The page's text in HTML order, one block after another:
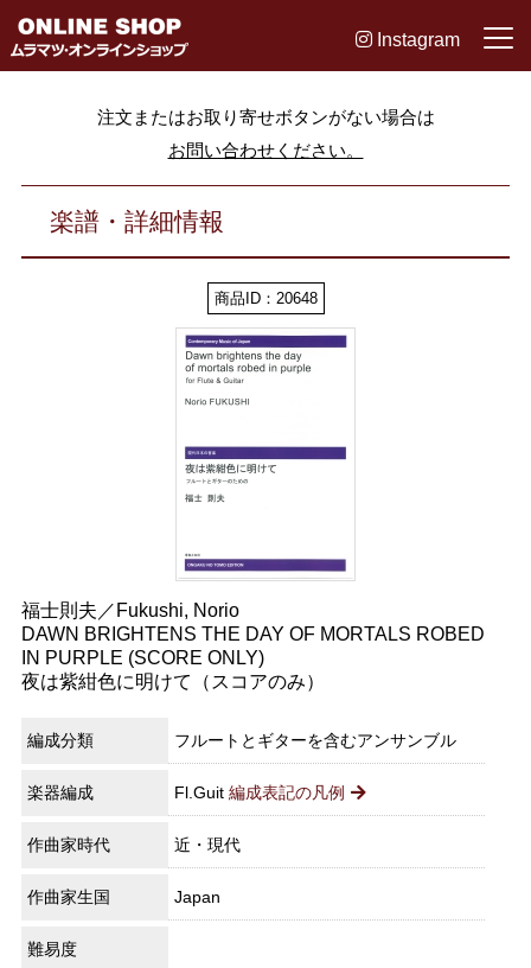
Instagram
注文またはお取り寄せボタンがない場合は
お問い合わせください。
楽譜・詳細情報
商品ID：20648
福士則夫／Fukushi, Norio
DAWN BRIGHTENS THE DAY OF MORTALS ROBED
IN PURPLE (SCORE ONLY)
夜は紫紺色に明けて（スコアのみ）
編成分類 フルートとギターを含むアンサンブル
楽器編成 Fl.Guit 編成表記の凡例
作曲家時代 近・現代
作曲家生国 Japan
難易度